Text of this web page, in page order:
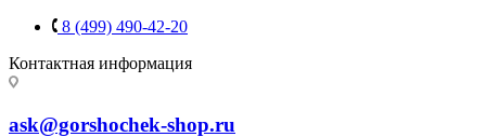
8 (499) 490-42-20
Контактная информация
ask@gorshochek-shop.ru